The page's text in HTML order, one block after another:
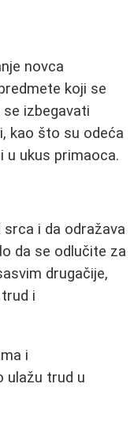
novca
koji se
izbegavati
kao što su odeća
u ukus primaoca.
srca i da odražava
da se odlučite za
drugačije,
i
i
ulažu trud u